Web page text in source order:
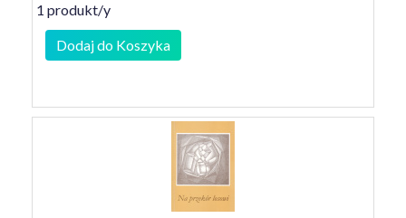
1 produkt/y
Dodaj do Koszyka